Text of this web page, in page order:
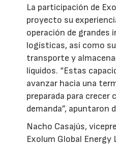
La participación de
proyecto su
operación de
logísticas, así como
transporte y
líquidos. “Estas
avanzar hacia una
preparada para
demanda”, apuntaron
Nacho Casajús,
Exolum Global